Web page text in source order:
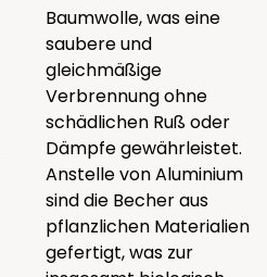
Baumwolle, was eine
saubere und
gleichmäßige
Verbrennung ohne
schädlichen Ruß oder
Dämpfe gewährleistet.
Anstelle von Aluminium
sind die Becher aus
pflanzlichen Materialien
gefertigt, was zur